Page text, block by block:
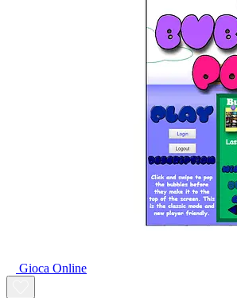
Gioca Online